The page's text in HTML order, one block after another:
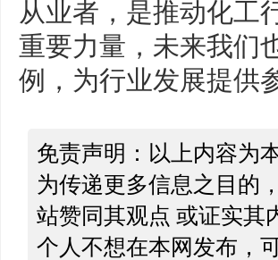
从业者，是推动化工
重要力量，未来我们
例，为行业发展提供
免责声明：以上内容为
为传递更多信息之目的
站赞同其观点 或证实其
个人不想在本网发布，